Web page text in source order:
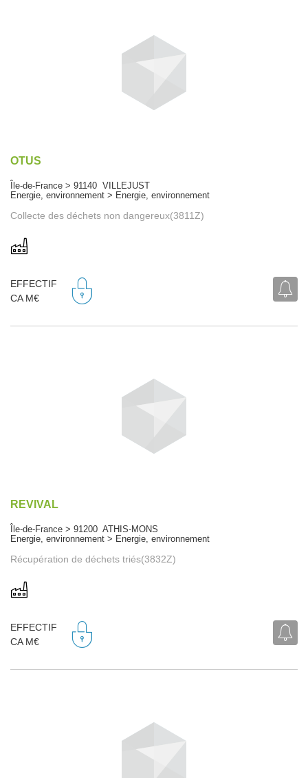
OTUS
Île-de-France > 91140 VILLEJUST
Energie, environnement > Energie, environnement
Collecte des déchets non dangereux(3811Z)
EFFECTIF
CA M€
REVIVAL
Île-de-France > 91200 ATHIS-MONS
Energie, environnement > Energie, environnement
Récupération de déchets triés(3832Z)
EFFECTIF
CA M€